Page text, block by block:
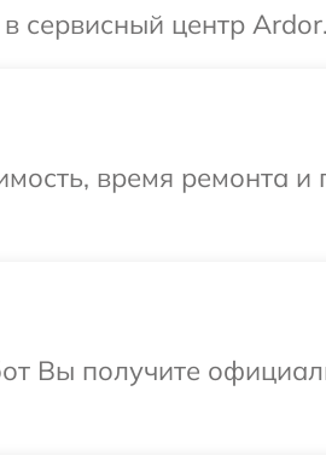
сервисный центр Ardor.
время ремонта и
Вы получите